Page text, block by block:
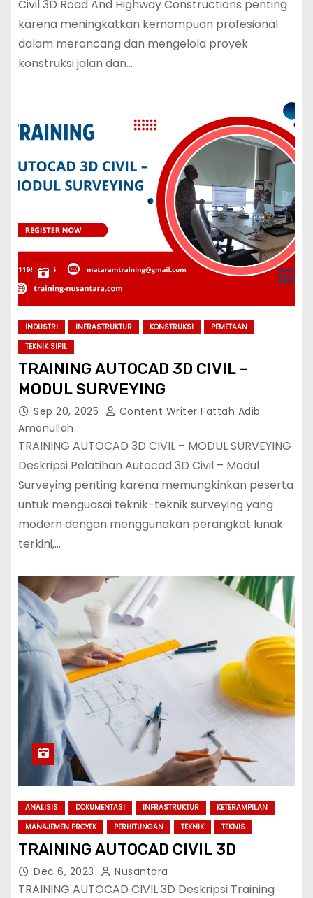
Civil 3D Road And Highway Constructions penting
karena meningkatkan kemampuan profesional
dalam merancang dan mengelola proyek
konstruksi jalan dan…
INDUSTRI INFRASTRUKTUR KONSTRUKSI
PEMETAAN
TEKNIK SIPIL
TRAINING AUTOCAD 3D CIVIL –
MODUL SURVEYING
Sep 20, 2025
Content Writer Fattah Adib
Amanullah
TRAINING AUTOCAD 3D CIVIL – MODUL SURVEYING
Deskripsi Pelatihan Autocad 3D Civil – Modul
Surveying penting karena memungkinkan peserta
untuk menguasai teknik-teknik surveying yang
modern dengan menggunakan perangkat lunak
terkini,…
ANALISIS DOKUMENTASI INFRASTRUKTUR
KETERAMPILAN
MANAJEMEN PROYEK
PERHITUNGAN TEKNIK TEKNIS
TRAINING AUTOCAD CIVIL 3D
Dec 6, 2023 Nusantara
TRAINING AUTOCAD CIVIL 3D Deskripsi Training